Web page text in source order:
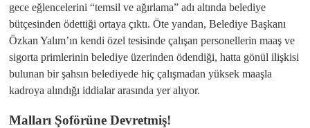
gece eğlencelerini “temsil ve ağırlama” adı altında belediye
bütçesinden ödettiği ortaya çıktı. Öte yandan, Belediye Başkanı
Özkan Yalım’ın kendi özel tesisinde çalışan personellerin maaş ve
sigorta primlerinin belediye üzerinden ödendiği, hatta gönül ilişkisi
bulunan bir şahsın belediyede hiç çalışmadan yüksek maaşla
kadroya alındığı iddialar arasında yer alıyor.
Malları Şoförüne Devretmiş!